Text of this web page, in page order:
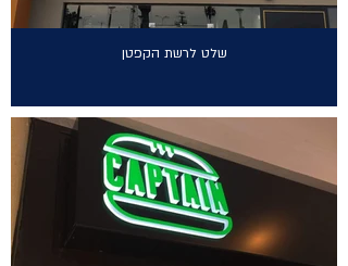
שלט לרשת הקפטן